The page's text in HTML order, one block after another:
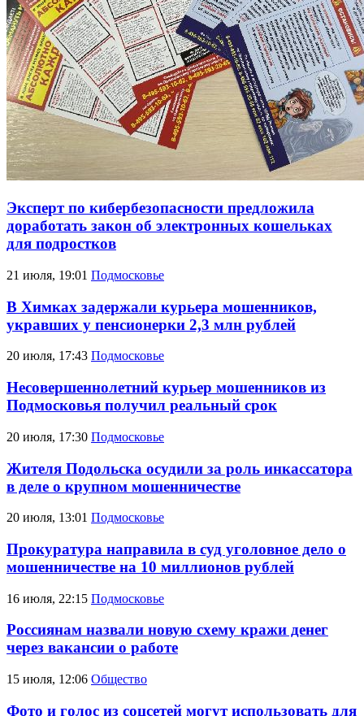
Эксперт по кибербезопасности предложила
доработать закон об электронных кошельках
для подростков
21 июля, 19:01 Подмосковье
В Химках задержали курьера мошенников,
укравших у пенсионерки 2,3 млн рублей
20 июля, 17:43 Подмосковье
Несовершеннолетний курьер мошенников из
Подмосковья получил реальный срок
20 июля, 17:30 Подмосковье
Жителя Подольска осудили за роль инкассатора
в деле о крупном мошенничестве
20 июля, 13:01 Подмосковье
Прокуратура направила в суд уголовное дело о
мошенничестве на 10 миллионов рублей
16 июля, 22:15 Подмосковье
Россиянам назвали новую схему кражи денег
через вакансии о работе
15 июля, 12:06 Общество
Фото и голос из соцсетей могут использовать для